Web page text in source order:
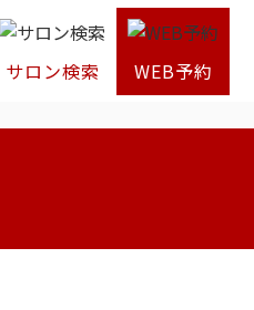
サロン検索
WEB予約